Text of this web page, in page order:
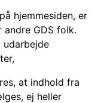
hjemmesiden, er
andre GDS folk.
at indhold fra
ej heller